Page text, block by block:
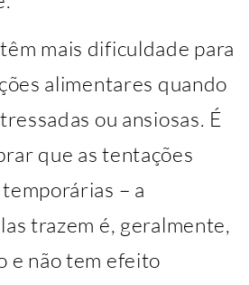
mais dificuldade para
alimentares quando
ou ansiosas. É
que as tentações
– a
trazem é, geralmente,
e não tem efeito